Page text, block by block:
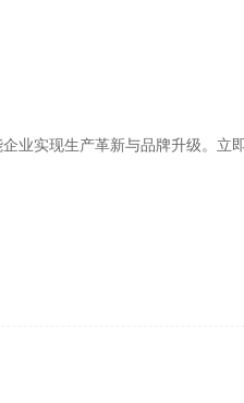
业实现生产革新与品牌升级。立